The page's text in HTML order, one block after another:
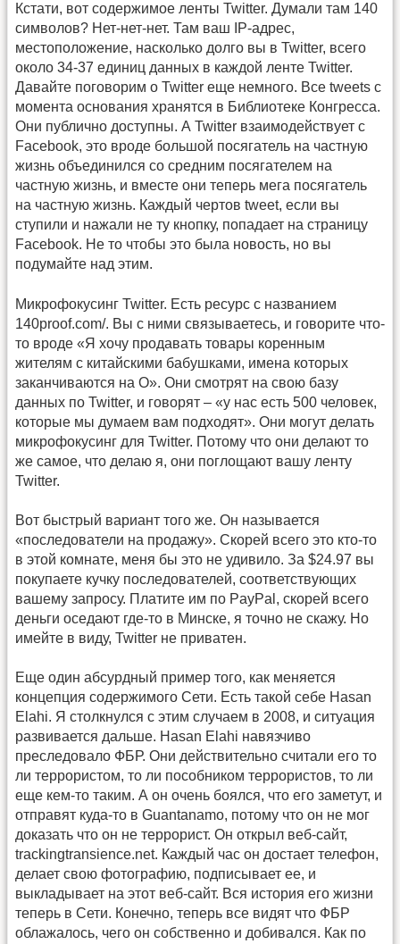
Кстати, вот содержимое ленты Twitter. Думали там 140
символов? Нет-нет-нет. Там ваш IP-адрес,
местоположение, насколько долго вы в Twitter, всего
около 34-37 единиц данных в каждой ленте Twitter.
Давайте поговорим о Twitter еще немного. Все tweets с
момента основания хранятся в Библиотеке Конгресса.
Они публично доступны. А Twitter взаимодействует с
Facebook, это вроде большой посягатель на частную
жизнь объединился со средним посягателем на
частную жизнь, и вместе они теперь мега посягатель
на частную жизнь. Каждый чертов tweet, если вы
ступили и нажали не ту кнопку, попадает на страницу
Facebook. Не то чтобы это была новость, но вы
подумайте над этим.
Микрофокусинг Twitter. Есть ресурс с названием
140proof.com/. Вы с ними связываетесь, и говорите что-
то вроде «Я хочу продавать товары коренным
жителям с китайскими бабушками, имена которых
заканчиваются на О». Они смотрят на свою базу
данных по Twitter, и говорят – «у нас есть 500 человек,
которые мы думаем вам подходят». Они могут делать
микрофокусинг для Twitter. Потому что они делают то
же самое, что делаю я, они поглощают вашу ленту
Twitter.
Вот быстрый вариант того же. Он называется
«последователи на продажу». Скорей всего это кто-то
в этой комнате, меня бы это не удивило. За $24.97 вы
покупаете кучку последователей, соответствующих
вашему запросу. Платите им по PayPal, скорей всего
деньги оседают где-то в Минске, я точно не скажу. Но
имейте в виду, Twitter не приватен.
Еще один абсурдный пример того, как меняется
концепция содержимого Сети. Есть такой себе Hasan
Elahi. Я столкнулся с этим случаем в 2008, и ситуация
развивается дальше. Hasan Elahi навязчиво
преследовало ФБР. Они действительно считали его то
ли террористом, то ли пособником террористов, то ли
еще кем-то таким. А он очень боялся, что его заметут, и
отправят куда-то в Guantanamo, потому что он не мог
доказать что он не террорист. Он открыл веб-сайт,
trackingtransience.net. Каждый час он достает телефон,
делает свою фотографию, подписывает ее, и
выкладывает на этот веб-сайт. Вся история его жизни
теперь в Сети. Конечно, теперь все видят что ФБР
облажалось, чего он собственно и добивался. Как по